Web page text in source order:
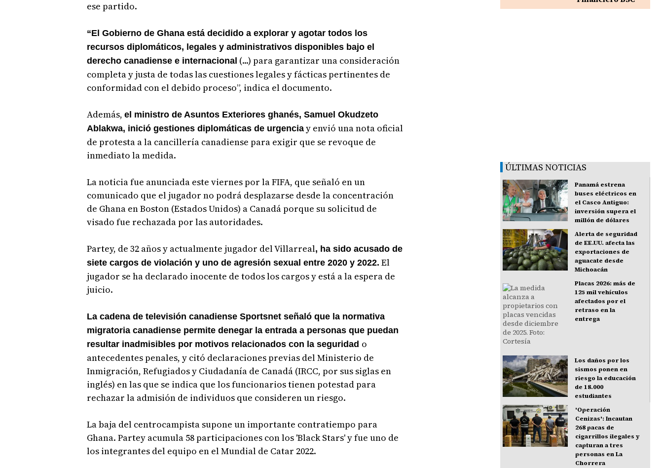
ese partido.
“El Gobierno de Ghana está decidido a explorar y agotar todos los
recursos diplomáticos, legales y administrativos disponibles bajo el
derecho canadiense e internacional (...) para garantizar una consideración
completa y justa de todas las cuestiones legales y fácticas pertinentes de
conformidad con el debido proceso”, indica el documento.
Además, el ministro de Asuntos Exteriores ghanés, Samuel Okudzeto
Ablakwa, inició gestiones diplomáticas de urgenciay envió una nota oficial
de protesta a la cancillería canadiense para exigir que se revoque de
inmediato la medida.
La noticia fue anunciada este viernes por la FIFA, que señaló en un
comunicado que el jugador no podrá desplazarse desde la concentración
de Ghana en Boston (Estados Unidos) a Canadá porque su solicitud de
visado fue rechazada por las autoridades.
Partey, de 32 años y actualmente jugador del Villarreal, ha sido acusado de
siete cargos de violación y uno de agresión sexual entre 2020 y 2022. El
jugador se ha declarado inocente de todos los cargos y está a la espera de
juicio.
La cadena de televisión canadiense Sportsnet señaló que la normativa
migratoria canadiense permite denegar la entrada a personas que puedan
resultar inadmisibles por motivos relacionados con la seguridad o
antecedentes penales, y citó declaraciones previas del Ministerio de
Inmigración, Refugiados y Ciudadanía de Canadá (IRCC, por sus siglas en
inglés) en las que se indica que los funcionarios tienen potestad para
rechazar la admisión de individuos que consideren un riesgo.
La baja del centrocampista supone un importante contratiempo para
Ghana. Partey acumula 58 participaciones con los 'Black Stars' y fue uno de
los integrantes del equipo en el Mundial de Catar 2022.
ÚLTIMAS NOTICIAS
Panamá estrena
buses eléctricos en
el Casco Antiguo:
inversión supera el
millón de dólares
Alerta de seguridad
de EE.UU. afecta las
exportaciones de
aguacate desde
Michoacán
Placas 2026: más de
125 mil vehículos
afectados por el
retraso en la
entrega
Los daños por los
sismos ponen en
riesgo la educación
de 18.000
estudiantes
'Operación
Cenizas': Incautan
268 pacas de
cigarrillos ilegales y
capturan a tres
personas en La
Chorrera